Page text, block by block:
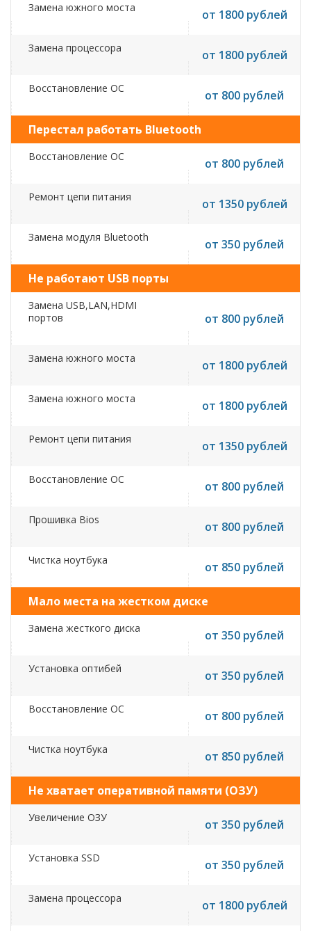
Замена южного моста от 1800 рублей
Замена процессора от 1800 рублей
Восстановление ОС от 800 рублей
Перестал работать Bluetooth
Восстановление ОС от 800 рублей
Ремонт цепи питания от 1350 рублей
Замена модуля Bluetooth от 350 рублей
Не работают USB порты
Замена USB,LAN,HDMI
портов
от 800 рублей
Замена южного моста от 1800 рублей
Замена южного моста от 1800 рублей
Ремонт цепи питания от 1350 рублей
Восстановление ОС от 800 рублей
Прошивка Bios от 800 рублей
Чистка ноутбука от 850 рублей
Мало места на жестком диске
Замена жесткого диска от 350 рублей
Установка оптибей от 350 рублей
Восстановление ОС от 800 рублей
Чистка ноутбука от 850 рублей
Не хватает оперативной памяти (ОЗУ)
Увеличение ОЗУ от 350 рублей
Установка SSD от 350 рублей
Замена процессора от 1800 рублей